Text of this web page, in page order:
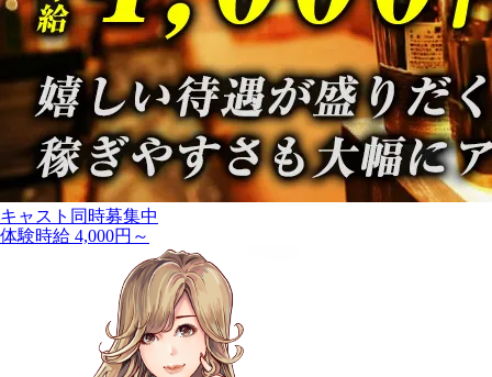
キャスト同時募集中
体験時給 4,000円～